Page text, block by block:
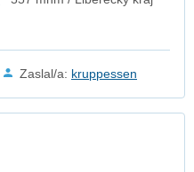
Zaslal/a: kruppessen